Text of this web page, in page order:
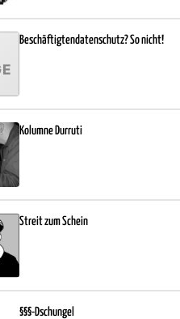
Beschäftigtendatenschutz? So nicht!
Kolumne Durruti
Streit zum Schein
§§§-Dschungel